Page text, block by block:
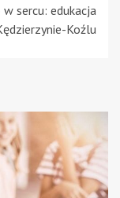
sercu: edukacja
Koźlu